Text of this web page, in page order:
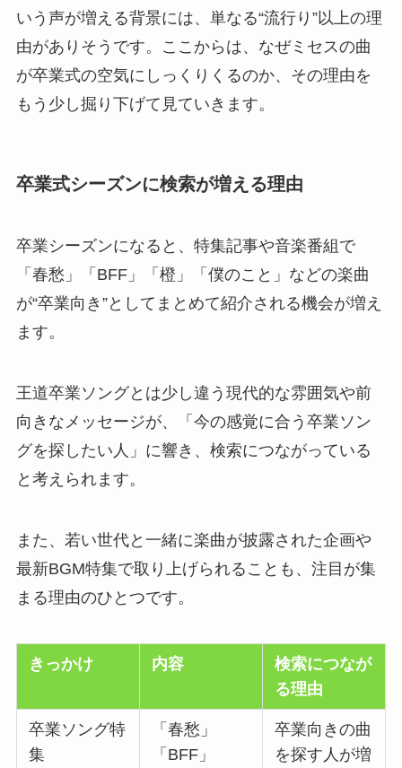
いう声が増える背景には、単なる“流行り”以上の理
由がありそうです。ここからは、なぜミセスの曲
が卒業式の空気にしっくりくるのか、その理由を
もう少し掘り下げて見ていきます。
卒業式シーズンに検索が増える理由
卒業シーズンになると、特集記事や音楽番組で
「春愁」「BFF」「橙」「僕のこと」などの楽曲
が“卒業向き”としてまとめて紹介される機会が増え
ます。
王道卒業ソングとは少し違う現代的な雰囲気や前
向きなメッセージが、「今の感覚に合う卒業ソン
グを探したい人」に響き、検索につながっている
と考えられます。
また、若い世代と一緒に楽曲が披露された企画や
最新BGM特集で取り上げられることも、注目が集
まる理由のひとつです。
きっかけ 内容
検索につなが
る理由
卒業ソング特
集
「春愁」
「BFF」
卒業向きの曲
を探す人が増